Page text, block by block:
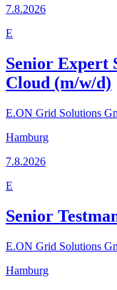
7.8.2026
E
Senior Expert
Cloud (m/w/d)
E.ON Grid Solutions
Hamburg
7.8.2026
E
Senior
E.ON Grid Solutions
Hamburg